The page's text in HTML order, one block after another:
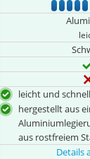
1 2 3 4 5
leicht und
hergestellt aus
aus rostfreiem
Details